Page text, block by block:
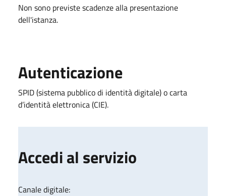
Non sono previste scadenze alla presentazione
dell'istanza.
Autenticazione
SPID (sistema pubblico di identità digitale) o carta
d’identità elettronica (CIE).
Accedi al servizio
Canale digitale: